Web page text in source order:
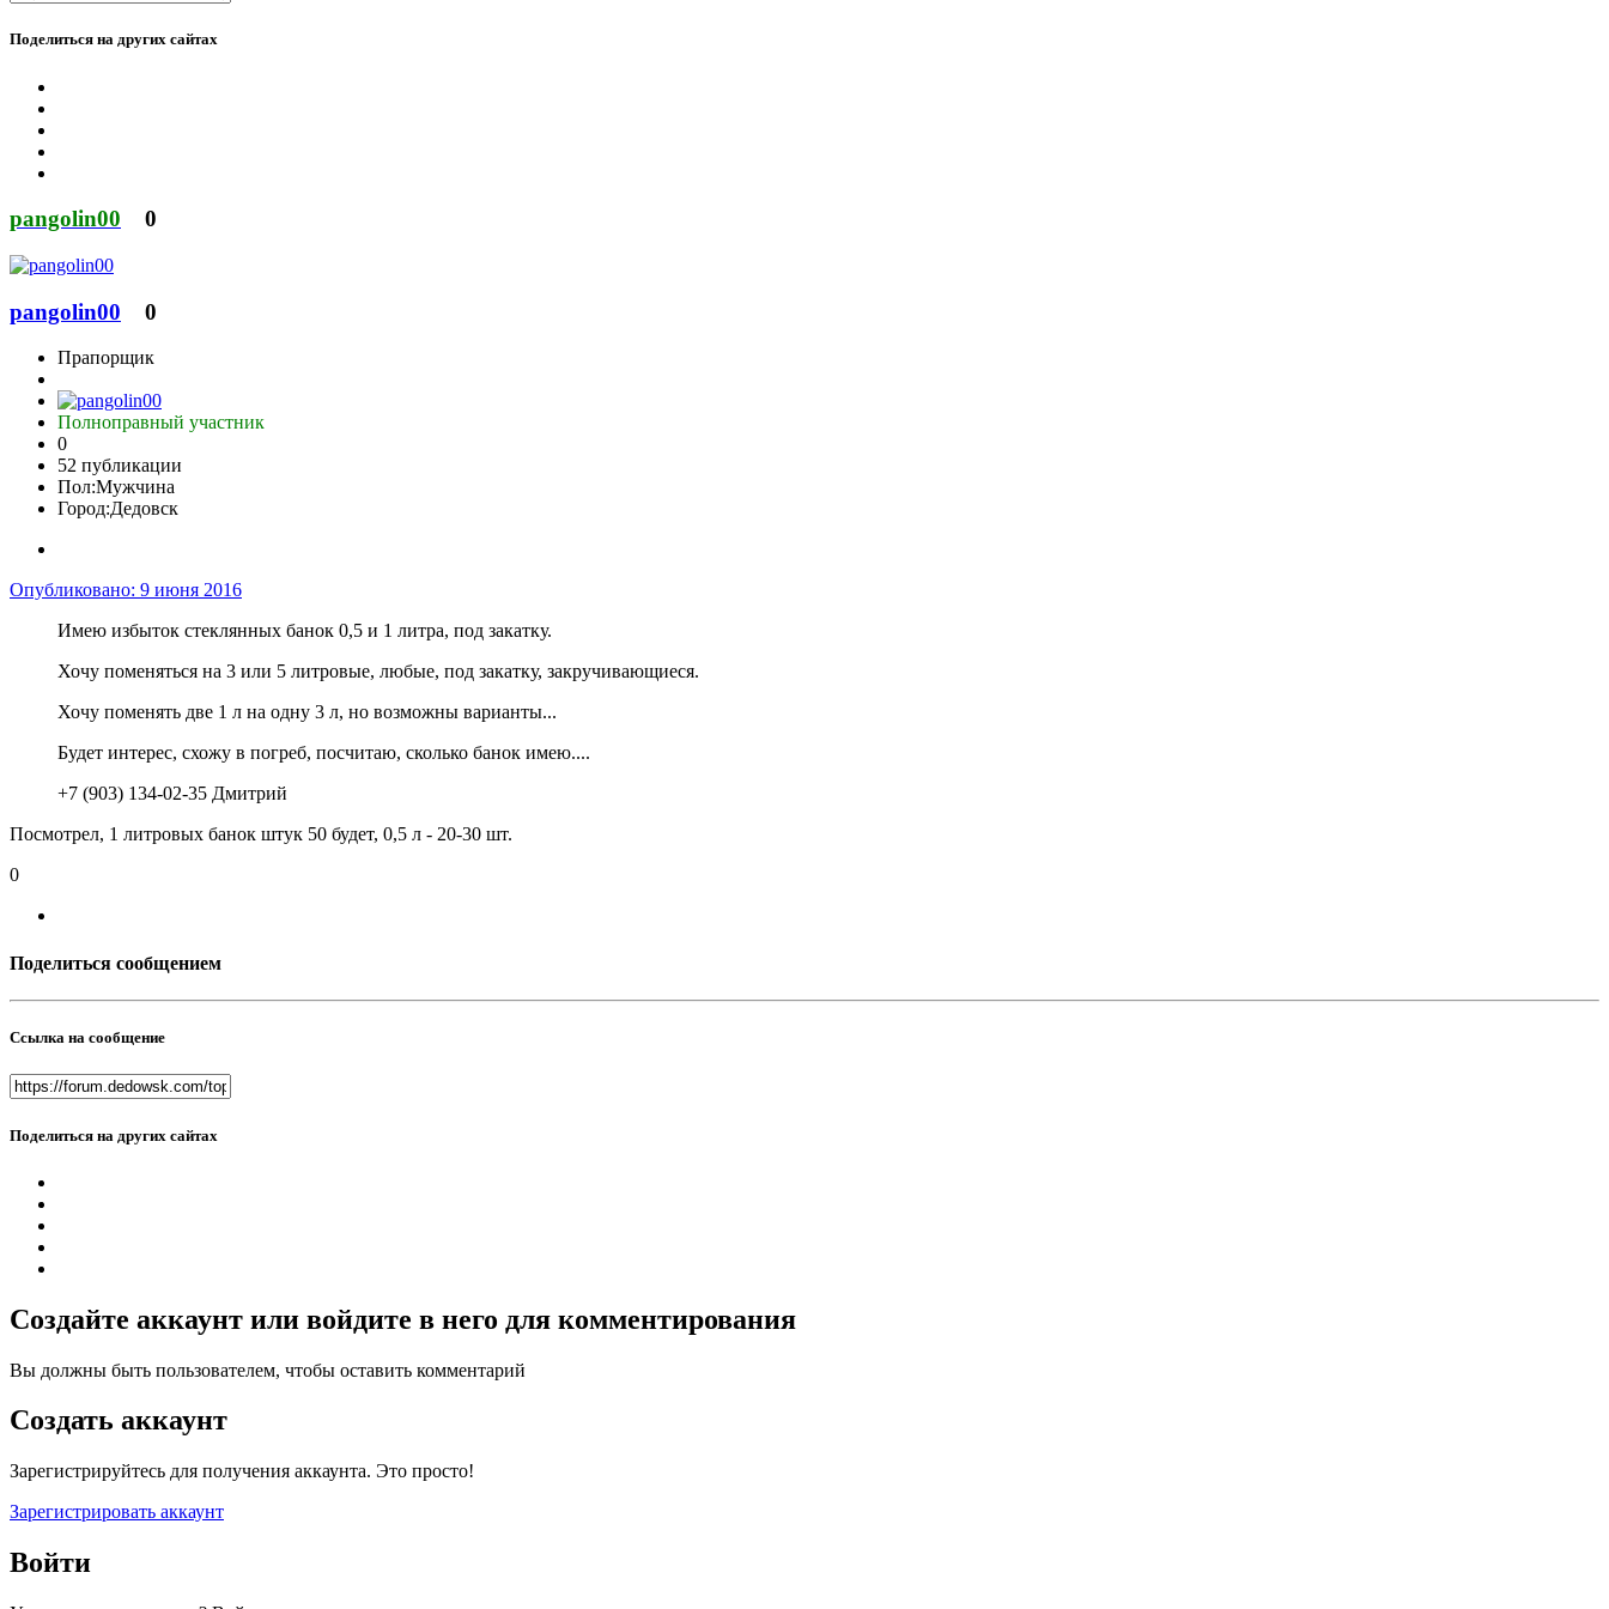
Поделиться на других сайтах
pangolin00 0
pangolin00 0
Прапорщик
Полноправный участник
0
52 публикации
Пол:Мужчина
Город:Дедовск
Опубликовано: 9 июня 2016
Имею избыток стеклянных банок 0,5 и 1 литра, под закатку.
Хочу поменяться на 3 или 5 литровые, любые, под закатку, закручивающиеся.
Хочу поменять две 1 л на одну 3 л, но возможны варианты...
Будет интерес, схожу в погреб, посчитаю, сколько банок имею....
+7 (903) 134-02-35 Дмитрий
Посмотрел, 1 литровых банок штук 50 будет, 0,5 л - 20-30 шт.
0
Поделиться сообщением
Ссылка на сообщение
Поделиться на других сайтах
Создайте аккаунт или войдите в него для комментирования
Вы должны быть пользователем, чтобы оставить комментарий
Создать аккаунт
Зарегистрируйтесь для получения аккаунта. Это просто!
Зарегистрировать аккаунт
Войти